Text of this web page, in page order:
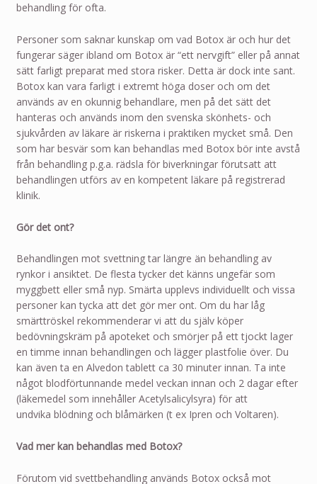
behandling för ofta.
Personer som saknar kunskap om vad Botox är och hur det
fungerar säger ibland om Botox är “ett nervgift” eller på annat
sätt farligt preparat med stora risker. Detta är dock inte sant.
Botox kan vara farligt i extremt höga doser och om det
används av en okunnig behandlare, men på det sätt det
hanteras och används inom den svenska skönhets- och
sjukvården av läkare är riskerna i praktiken mycket små. Den
som har besvär som kan behandlas med Botox bör inte avstå
från behandling p.g.a. rädsla för biverkningar förutsatt att
behandlingen utförs av en kompetent läkare på registrerad
klinik.
Gör det ont?
Behandlingen mot svettning tar längre än behandling av
rynkor i ansiktet. De flesta tycker det känns ungefär som
myggbett eller små nyp. Smärta upplevs individuellt och vissa
personer kan tycka att det gör mer ont. Om du har låg
smärttröskel rekommenderar vi att du själv köper
bedövningskräm på apoteket och smörjer på ett tjockt lager
en timme innan behandlingen och lägger plastfolie över. Du
kan även ta en Alvedon tablett ca 30 minuter innan. Ta inte
något blodförtunnande medel veckan innan och 2 dagar efter
(läkemedel som innehåller Acetylsalicylsyra) för att
undvika blödning och blåmärken (t ex Ipren och Voltaren).
Vad mer kan behandlas med Botox?
Förutom vid svettbehandling används Botox också mot